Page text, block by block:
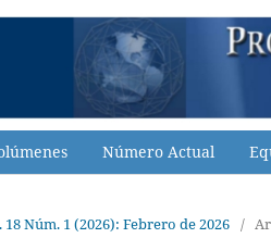
Número Actual
18 Núm. 1 (2026): Febrero de 2026 /